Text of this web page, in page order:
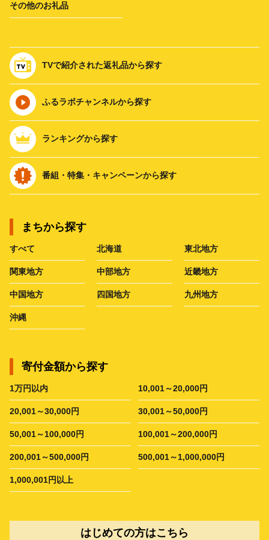
その他のお礼品
TVで紹介された返礼品から探す
ふるラボチャンネルから探す
ランキングから探す
番組・特集・キャンペーンから探す
まちから探す
すべて 北海道 東北地方
関東地方 中部地方 近畿地方
中国地方 四国地方 九州地方
沖縄
寄付金額から探す
1万円以内 10,001～20,000円
20,001～30,000円 30,001～50,000円
50,001～100,000円 100,001～200,000円
200,001～500,000円 500,001～1,000,000円
1,000,001円以上
はじめての方はこちら